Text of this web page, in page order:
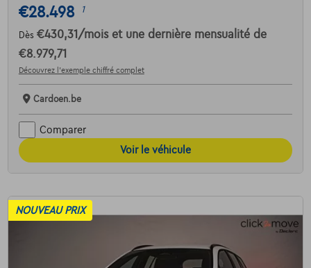
€28.498 1
Dès €430,31 /mois et une dernière mensualité de
€8.979,71
Découvrez l’exemple chiffré complet
Cardoen.be
Comparer
Voir le véhicule
NOUVEAU PRIX